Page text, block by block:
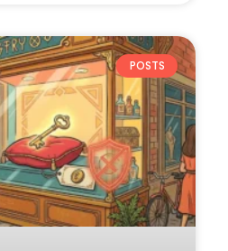
POSTS